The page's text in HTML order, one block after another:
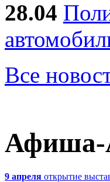
28.04
Все
Афиша-
9 апреля открытие